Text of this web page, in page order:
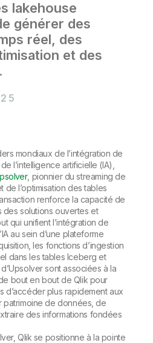
le monde
vos résultats.
lakehouse
générer des
réel, des
et des
mondiaux de l’intégration de
l’intelligence artificielle (IA),
, pionnier du streaming de
l’optimisation des tables
renforce la capacité de
des solutions ouvertes et
qui unifient l’intégration de
au sein d’une plateforme
les fonctions d’ingestion
dans les tables Iceberg et
sont associées à la
bout en bout de Qlik pour
d’accéder plus rapidement aux
patrimoine de données, de
des informations fondées
Qlik se positionne à la pointe